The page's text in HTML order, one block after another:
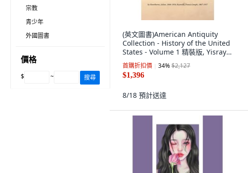
宗教
青少年
外國圖書
價格
$ ~ 搜尋
(英文圖書)American Antiquity
Collection - History of the United
States - Volume 1 精裝版, Yisrayl
Hawkins Books, 英文
首購折扣價 34%$2,127
$1,396
8/18 預計送達